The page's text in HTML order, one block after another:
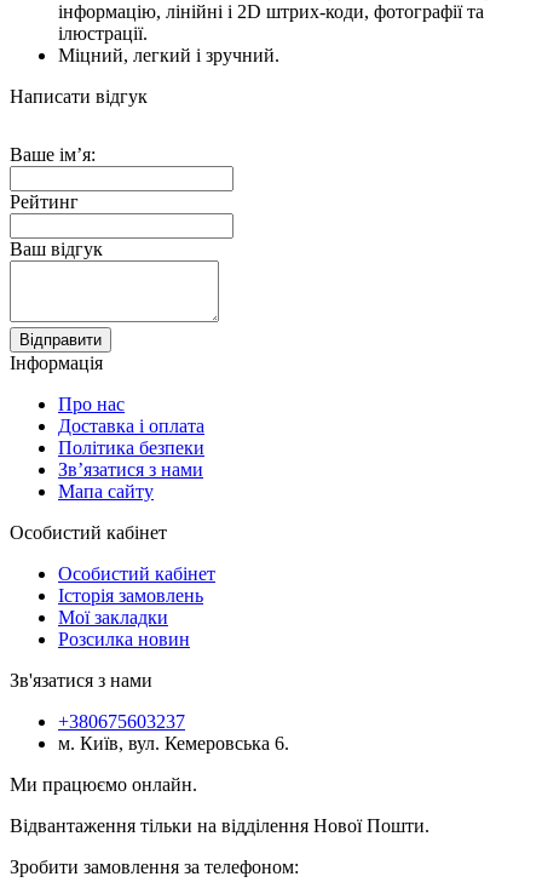
інформацію, лінійні і 2D штрих-коди, фотографії та
ілюстрації.
Міцний, легкий і зручний.
Написати відгук
Ваше ім’я:
Рейтинг
Ваш відгук
Відправити
Інформація
Про нас
Доставка і оплата
Політика безпеки
Зв’язатися з нами
Мапа сайту
Особистий кабінет
Особистий кабінет
Історія замовлень
Мої закладки
Розсилка новин
Зв'язатися з нами
+380675603237
м. Київ, вул. Кемеровська 6.
Ми працюємо онлайн.
Відвантаження тільки на відділення Нової Пошти.
Зробити замовлення за телефоном: